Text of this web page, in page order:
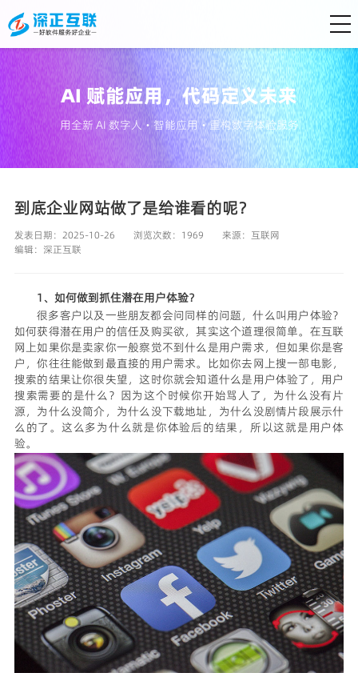
AI 赋能应用，代码定义未来
用全新 AI 数字人・智能应用・重构数字体验服务
到底企业网站做了是给谁看的呢？
发表日期：2025-10-26 浏览次数：1969 来源： 互联网
编辑： 深正互联
1、如何做到抓住潜在用户体验？
很多客户以及一些朋友都会问同样的问题，什么叫用户体验？
如何获得潜在用户的信任及购买欲，其实这个道理很简单。在互联
网上如果你是卖家你一般察觉不到什么是用户需求，但如果你是客
户，你往往能做到最直接的用户需求。比如你去网上搜一部电影，
搜索的结果让你很失望，这时你就会知道什么是用户体验了，用户
搜索需要的是什么？因为这个时候你开始骂人了，为什么没有片
源，为什么没简介，为什么没下载地址，为什么没剧情片段展示什
么的了。这么多为什么就是你体验后的结果，所以这就是用户体
验。